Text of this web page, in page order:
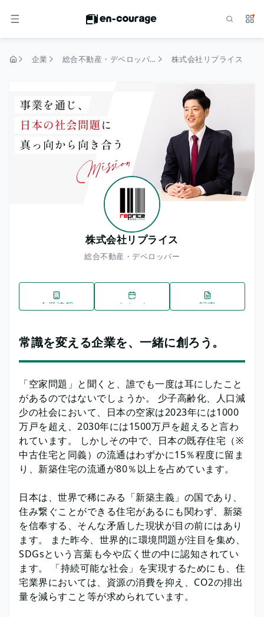
メニュー サ
企業 総合不動産・デベロッパー 株式会社リプライス
株式会社リプライス
総合不動産・デベロッパー
企業情報 イベント 記事
常識を変える企業を、一緒に創ろう。
「空家問題」と聞くと、誰でも一度は耳にしたこと
があるのではないでしょうか。 少子高齢化、人口減
少の社会において、日本の空家は2023年には1000
万戸を超え、2030年には1500万戸を超えると言わ
れています。 しかしその中で、日本の既存住宅（※
中古住宅と同義）の流通はわずかに15％程度に留ま
り、新築住宅の流通が80％以上を占めています。
日本は、世界で稀にみる「新築主義」の国であり、
住み繋ぐことができる住宅があるにも関わず、新築
を信奉する、そんな矛盾した現状が目の前にはあり
ます。 また昨今、世界的に環境問題が注目を集め、
SDGsという言葉も今や広く世の中に認知されてい
ます。 「持続可能な社会」を実現するためにも、住
宅業界においては、資源の消費を抑え、CO2の排出
量を減らすこと等が求められています。